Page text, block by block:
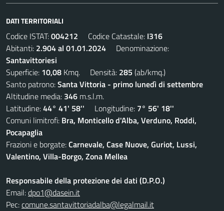
DATI TERRITORIALI
Codice ISTAT:004212 Codice Catastale: I316
Abitanti: 2.904 al 01.01.2024 Denominazione:
Santavittoriesi
Superficie: 10,08 Kmq. Densità: 285 (ab/kmq.)
Santo patrono:Santa Vittoria - primo lunedì di settembre
Altitudine media: 346 m.s.l.m.
Latitudine:44° 41' 58'' Longitudine: 7° 56' 18''
Comuni limitrofi: Bra, Monticello d'Alba, Verduno, Roddi,
Pocapaglia
Frazioni e borgate:Carnevale, Case Nuove, Guriot, Lussi,
Valentino, Villa-Borgo, Zona Mellea
Responsabile della protezione dei dati (D.P.O.)
Email:dpo1@dasein.it
Pec:comune.santavittoriadalba@legalmail.it